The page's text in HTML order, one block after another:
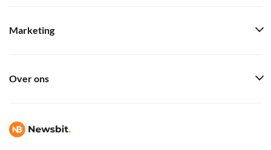
Marketing
Over ons